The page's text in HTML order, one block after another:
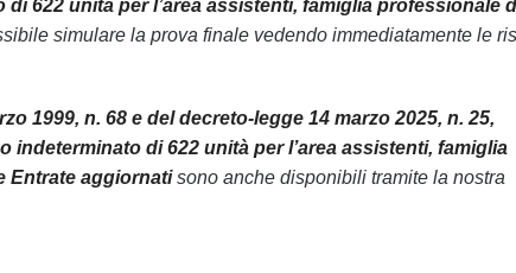
622 unità per l’area assistenti, famiglia professionale
simulare la prova finale vedendo immediatamente le
1999, n. 68 e del decreto-legge 14 marzo 2025, n. 25,
indeterminato di 622 unità per l’area assistenti, famiglia
Entrate aggiornatisono anche disponibili tramite la nostra